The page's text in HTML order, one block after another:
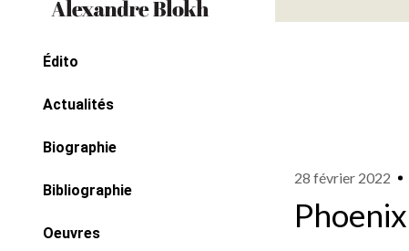
Édito
Actualités
Biographie
Bibliographie
Oeuvres
28 février 2022
Phoenix